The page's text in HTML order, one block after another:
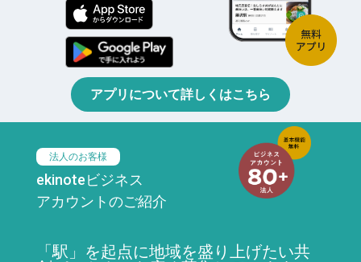
アプリについて詳しくはこちら
法人のお客様
ekinoteビジネス
アカウントのご紹介
「駅」を起点に地域を盛り上げたい共